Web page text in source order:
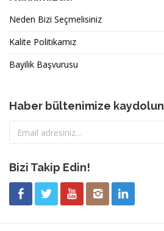
Neden Bizi Seçmelisiniz
Kalite Politikamız
Bayilik Başvurusu
Haber bültenimize kaydolun
Bizi Takip Edin!